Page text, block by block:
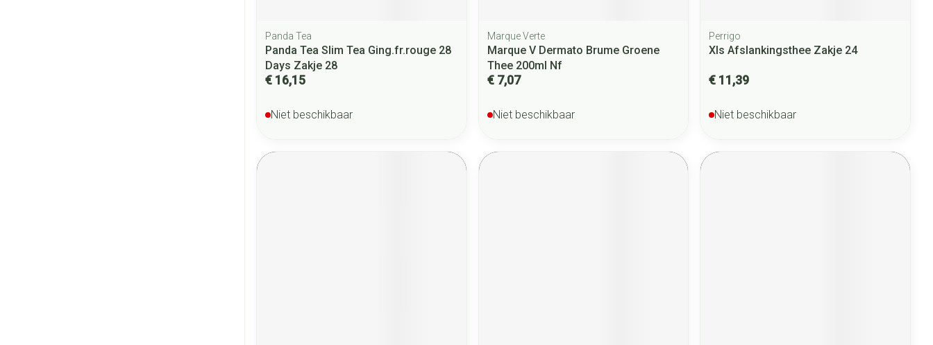
Panda Tea
Panda Tea Slim Tea Ging.fr.rouge 28
Days Zakje 28
€ 16,15
Niet beschikbaar
Marque Verte
Marque V Dermato Brume Groene
Thee 200ml Nf
€ 7,07
Niet beschikbaar
Perrigo
Xls Afslankingsthee Zakje 24
€ 11,39
Niet beschikbaar